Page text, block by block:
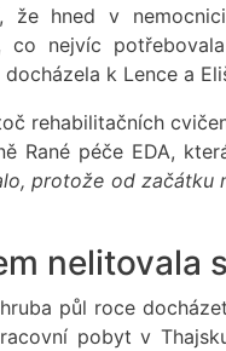
že hned v
co nejvíc
k Lence a
rehabilitačních
Rané péče EDA,
protože od
nelitovala
půl roce
pobyt v